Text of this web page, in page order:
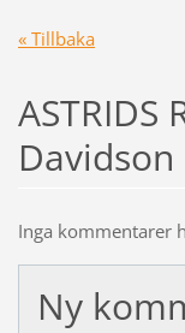
« Tillbaka
ASTRIDS
Davidson
Inga kommentarer
Ny